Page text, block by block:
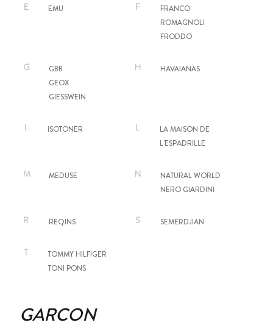
E EMU F
FRANCO
ROMAGNOLI
FRODDO
G
GBB
GEOX
GIESSWEIN
H HAVAIANAS
I ISOTONER L
LA MAISON DE
L'ESPADRILLE
M MEDUSE N
NATURAL WORLD
NERO GIARDINI
R REQINS S SEMERDJIAN
T
TOMMY HILFIGER
TONI PONS
GARCON